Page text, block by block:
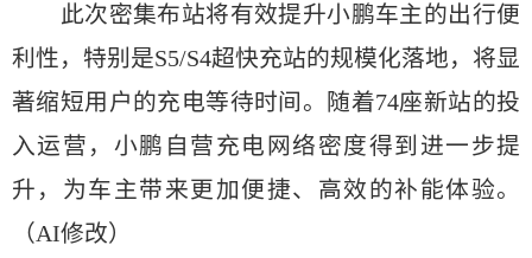
此次密集布站将有效提升小鹏车主的出行便
利性，特别是S5/S4超快充站的规模化落地，将显
著缩短用户的充电等待时间。随着74座新站的投
入运营，小鹏自营充电网络密度得到进一步提
升，为车主带来更加便捷、高效的补能体验。
（AI修改）